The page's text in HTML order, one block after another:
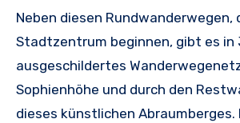
Neben diesen Rundwanderwegen,
Stadtzentrum beginnen, gibt es in
ausgeschildertes
Sophienhöhe und durch den
dieses künstlichen Abraumberges.